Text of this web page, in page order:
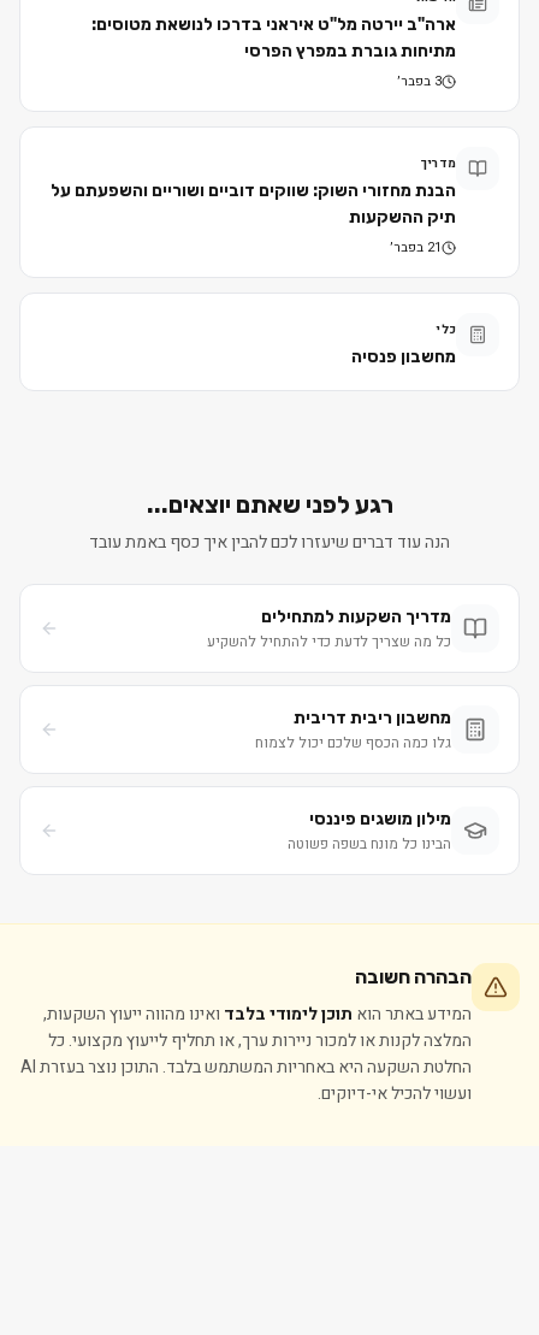
ארה"ב יירטה מל"ט איראני בדרכו לנושאת מטוסים:
מתיחות גוברת במפרץ הפרסי
3 בפבר׳
מדריך
הבנת מחזורי השוק: שווקים דוביים ושוריים והשפעתם על
תיק ההשקעות
21 בפבר׳
כלי
מחשבון פנסיה
רגע לפני שאתם יוצאים...
הנה עוד דברים שיעזרו לכם להבין איך כסף באמת עובד
מדריך השקעות למתחילים
כל מה שצריך לדעת כדי להתחיל להשקיע
מחשבון ריבית דריבית
גלו כמה הכסף שלכם יכול לצמוח
מילון מושגים פיננסי
הבינו כל מונח בשפה פשוטה
הבהרה חשובה
המידע באתר הוא תוכן לימודי בלבד ואינו מהווה ייעוץ השקעות,
המלצה לקנות או למכור ניירות ערך, או תחליף לייעוץ מקצועי. כל
החלטת השקעה היא באחריות המשתמש בלבד. התוכן נוצר בעזרת AI
ועשוי להכיל אי-דיוקים.